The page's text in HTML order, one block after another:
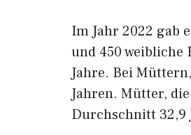
Im Jahr 2022 gab
und 450 weibliche
Jahre. Bei
Jahren. Mütter,
Durchschnitt 32,9